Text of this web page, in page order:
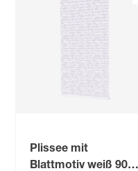
Plissee mit
Blattmotiv weiß 90 x